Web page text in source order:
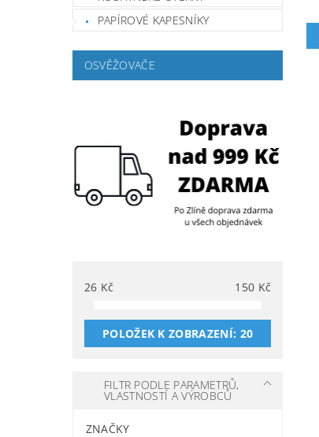
PAPÍROVÉ KAPESNÍKY
OSVĚŽOVAČE
26 Kč 150 Kč
POLOŽEK K ZOBRAZENÍ: 20
FILTR PODLE PARAMETRŮ,
VLASTNOSTÍ A VÝROBCŮ
ZNAČKY